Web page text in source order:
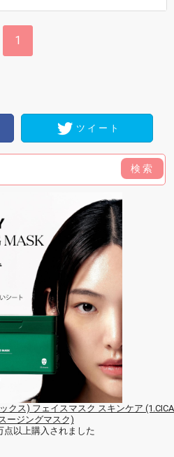
1
ツイート
検索
クス) フェイスマスク スキンケア (1.CICA
ージングマスク)
点以上購入されました